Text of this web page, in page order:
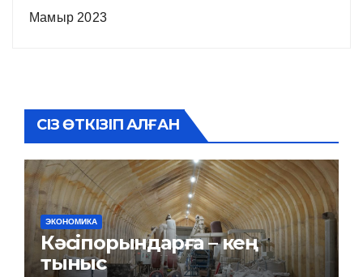
Мамыр 2023
СІЗ ӨТКІЗІП АЛҒАН
ЭКОНОМИКА
Кәсіпорындарға – кең
тыныс